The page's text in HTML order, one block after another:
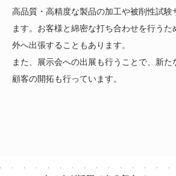
高品質・高精度な製品の加工や被削性試験
ます。お客様と綿密な打ち合わせを行う
外へ出張することもあります。
また、展示会への出展も行うことで、新た
顧客の開拓も行っています。